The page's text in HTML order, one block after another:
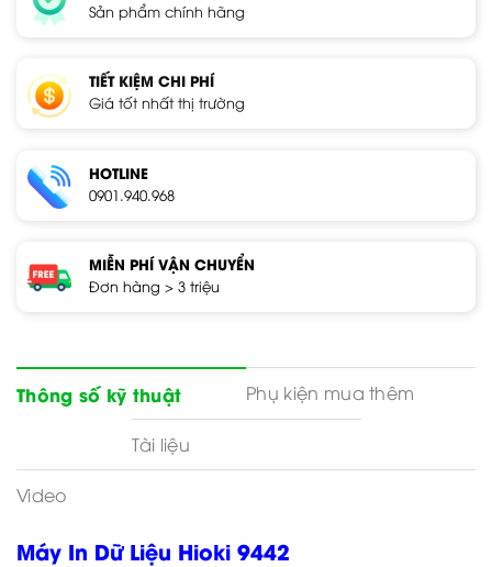
Sản phẩm chính hãng
TIẾT KIỆM CHI PHÍ
Giá tốt nhất thị trường
HOTLINE
0901.940.968
MIỄN PHÍ VẬN CHUYỂN
Đơn hàng > 3 triệu
Thông số kỹ thuật Phụ kiện mua thêm
Tài liệu
Video
Máy In Dữ Liệu Hioki 9442